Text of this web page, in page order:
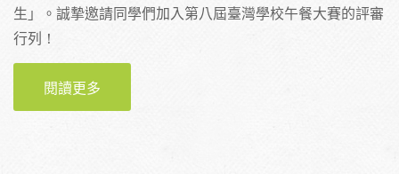
生」。誠摯邀請同學們加入第八屆臺灣學校午餐大賽的評審
行列！
閱讀更多
《午餐食惜生》學生評審募集活動